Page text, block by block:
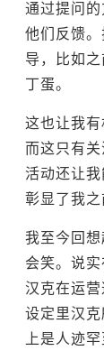
通过提问的
他们反馈
导，比如
丁蛋。
这也让我有
而这只有
活动还让
彰显了我之
我至今回
会笑。说
汉克在运
设定里汉
上是人迹